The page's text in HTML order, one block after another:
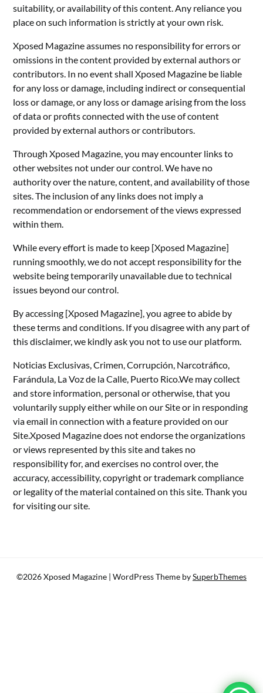
suitability, or availability of this content. Any reliance you
place on such information is strictly at your own risk.
Xposed Magazine assumes no responsibility for errors or
omissions in the content provided by external authors or
contributors. In no event shall Xposed Magazine be liable
for any loss or damage, including indirect or consequential
loss or damage, or any loss or damage arising from the loss
of data or profits connected with the use of content
provided by external authors or contributors.
Through Xposed Magazine, you may encounter links to
other websites not under our control. We have no
authority over the nature, content, and availability of those
sites. The inclusion of any links does not imply a
recommendation or endorsement of the views expressed
within them.
While every effort is made to keep [Xposed Magazine]
running smoothly, we do not accept responsibility for the
website being temporarily unavailable due to technical
issues beyond our control.
By accessing [Xposed Magazine], you agree to abide by
these terms and conditions. If you disagree with any part of
this disclaimer, we kindly ask you not to use our platform.
Noticias Exclusivas, Crimen, Corrupción, Narcotráfico,
Farándula, La Voz de la Calle, Puerto Rico.We may collect
and store information, personal or otherwise, that you
voluntarily supply either while on our Site or in responding
via email in connection with a feature provided on our
Site.Xposed Magazine does not endorse the organizations
or views represented by this site and takes no
responsibility for, and exercises no control over, the
accuracy, accessibility, copyright or trademark compliance
or legality of the material contained on this site. Thank you
for visiting our site.
©2026 Xposed Magazine | WordPress Theme bySuperbThemes